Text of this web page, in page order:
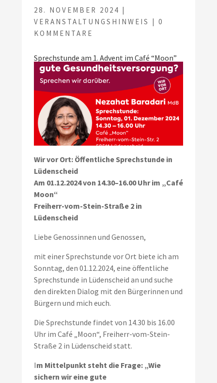
28. NOVEMBER 2024 |
VERANSTALTUNGSHINWEIS | 0
KOMMENTARE
Sprechstunde am 1. Advent im Café “Moon”
Wir vor Ort: Öffentliche Sprechstunde in
Lüdenscheid
Am 01.12.2024 von 14.30–16.00 Uhr im „Café
Moon“
Freiherr-vom-Stein-Straße 2 in
Lüdenscheid
Liebe Genossinnen und Genossen,
mit einer Sprechstunde vor Ort biete ich am
Sonntag, den 01.12.2024, eine öffentliche
Sprechstunde in Lüdenscheid an und suche
den direkten Dialog mit den Bürgerinnen und
Bürgern und mich euch.
Die Sprechstunde findet von 14.30 bis 16.00
Uhr im Café „Moon“, Freiherr-vom-Stein-
Straße 2 in Lüdenscheid statt.
Im Mittelpunkt steht die Frage: „Wie
sichern wir eine gute